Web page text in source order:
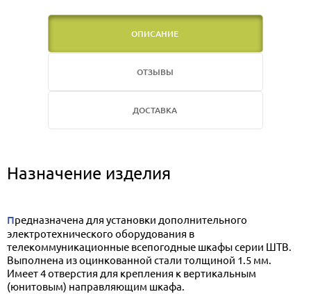
ОПИСАНИЕ
ОТЗЫВЫ
ДОСТАВКА
Назначение изделия
Предназначена для установки дополнительного
электротехнического оборудования в
телекоммуникационные всепогодные шкафы серии ШТВ.
Выполнена из оцинкованной стали толщиной 1.5 мм.
Имеет 4 отверстия для крепления к вертикальным
(юнитовым) направляющим шкафа.